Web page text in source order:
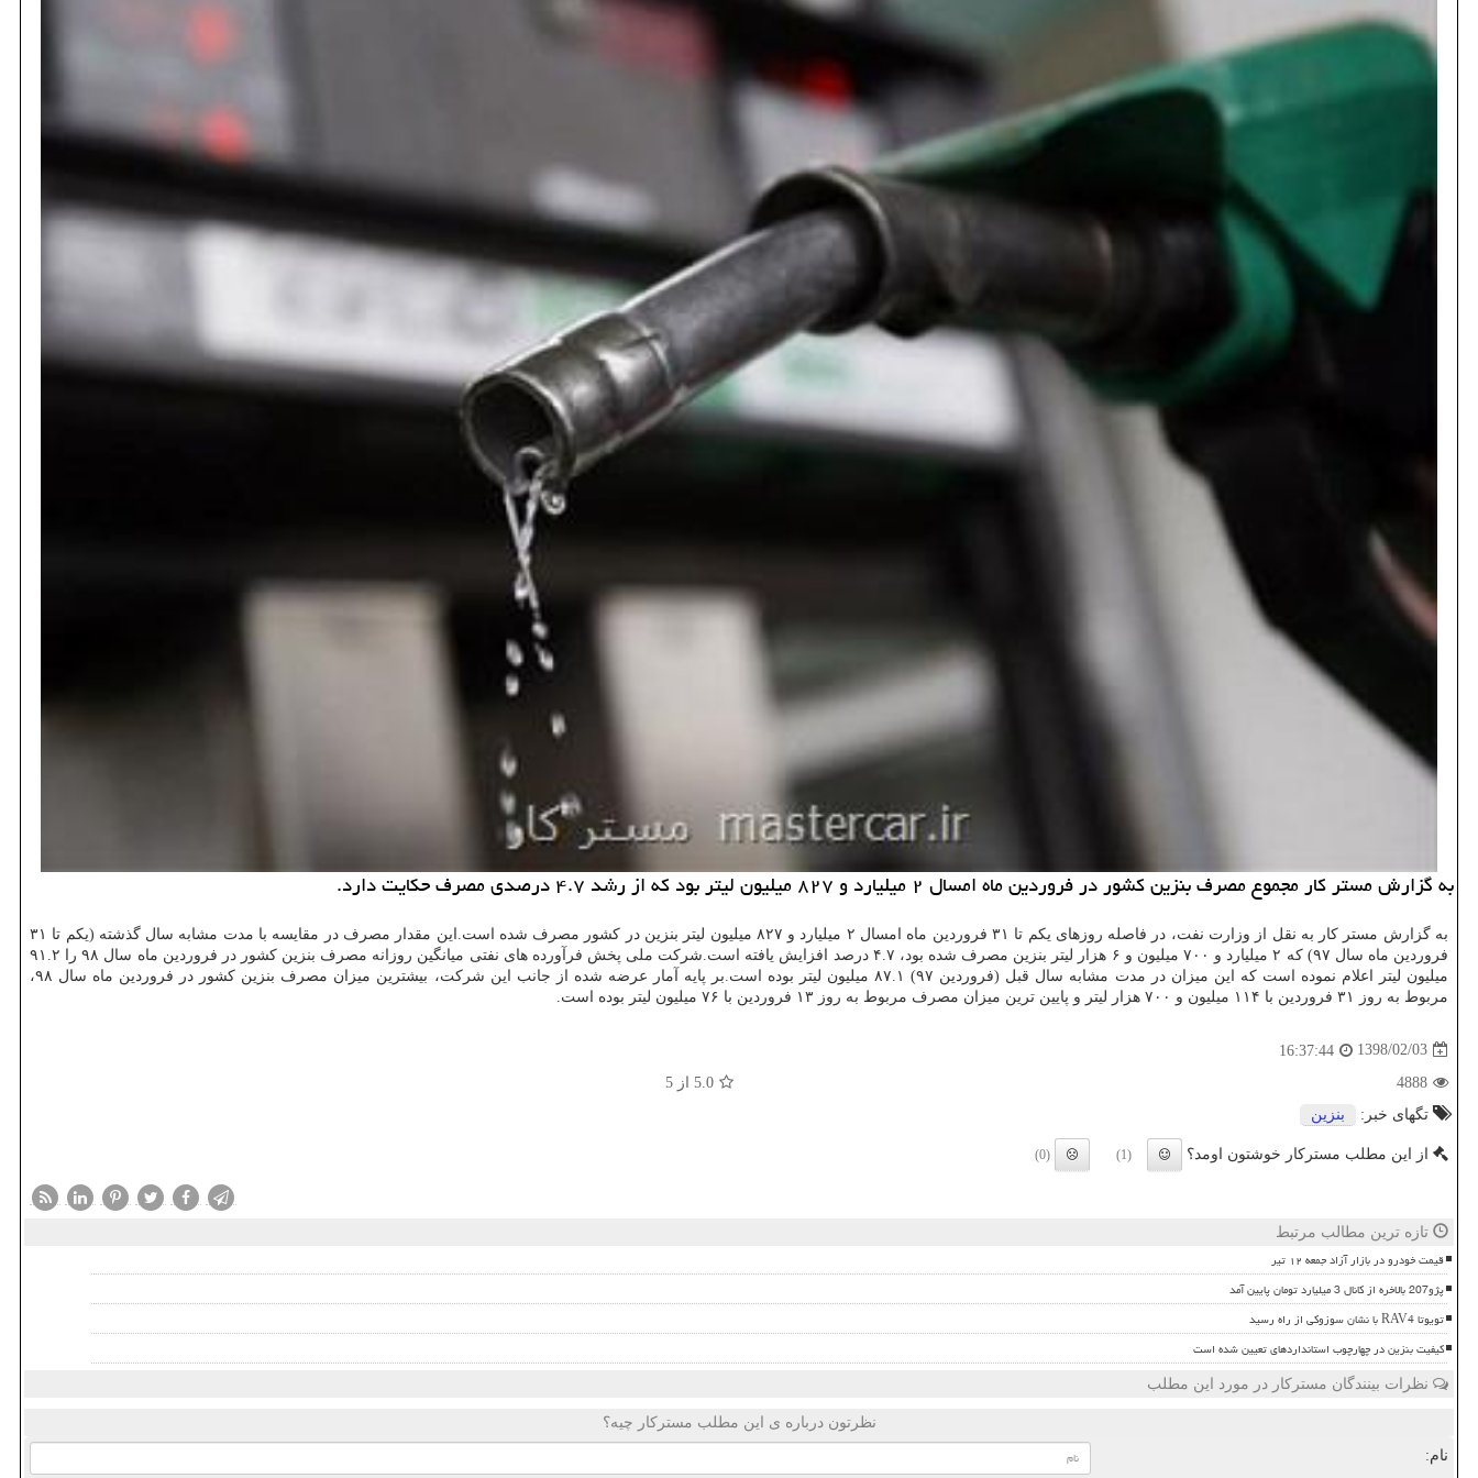
به گزارش مستر كار مجموع مصرف بنزین كشور در فروردین ماه امسال ۲ میلیارد و ۸۲۷ میلیون لیتر بود كه از رشد ۴.۷ درصدی مصرف حكایت دارد.
به گزارش مستر كار به نقل از وزارت نفت، در فاصله روزهای یكم تا ۳۱ فروردین ماه امسال ۲ میلیارد و ۸۲۷ میلیون لیتر بنزین در كشور مصرف شده است.این مقدار مصرف در مقایسه با مدت مشابه سال گذشته (یكم تا ۳۱
فروردین ماه سال ۹۷) كه ۲ میلیارد و ۷۰۰ میلیون و ۶ هزار لیتر بنزین مصرف شده بود، ۴.۷ درصد افزایش یافته است.شركت ملی پخش فرآورده های نفتی میانگین روزانه مصرف بنزین كشور در فروردین ماه سال ۹۸ را ۹۱.۲
میلیون لیتر اعلام نموده است كه این میزان در مدت مشابه سال قبل (فروردین ۹۷) ۸۷.۱ میلیون لیتر بوده است.بر پایه آمار عرضه شده از جانب این شركت، بیشترین میزان مصرف بنزین كشور در فروردین ماه سال ۹۸،
مربوط به روز ۳۱ فروردین با ۱۱۴ میلیون و ۷۰۰ هزار لیتر و پایین ترین میزان مصرف مربوط به روز ۱۳ فروردین با ۷۶ میلیون لیتر بوده است.
1398/02/03
16:37:44
4888
5.0 از 5
تگهای خبر:
بنزین
از این مطلب مسترکار خوشتون اومد؟ (1)
(0)
تازه ترین مطالب مرتبط
قیمت خودرو در بازار آزاد جمعه ۱۲ تیر
پژو207 بالاخره از کانال 3 میلیارد تومان پایین آمد
تویوتا RAV4 با نشان سوزوکی از راه رسید
کیفیت بنزین در چهارچوب استانداردهای تعیین شده است
نظرات بینندگان مسترکار در مورد این مطلب
نظرتون درباره ی این مطلب مسترکار چیه؟
نام: